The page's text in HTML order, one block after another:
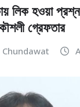
লিক হওয়া
গ্রেফতার